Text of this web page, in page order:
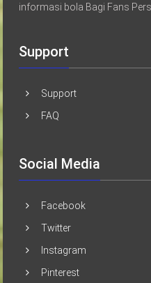
informasi bola Bagi Fans
Support
Support
FAQ
Social Media
Facebook
Twitter
Instagram
Pinterest